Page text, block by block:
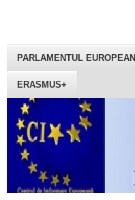
PARLAMENTUL EUROPEAN
ERASMUS+